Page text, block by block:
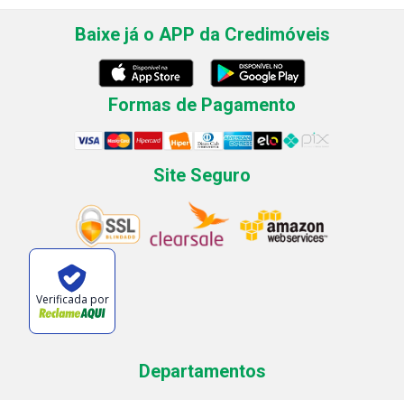
Baixe já o APP da Credimóveis
Formas de Pagamento
Site Seguro
Verificada por
Departamentos